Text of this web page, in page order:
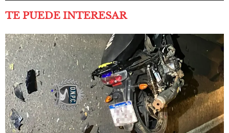
TE PUEDE INTERESAR